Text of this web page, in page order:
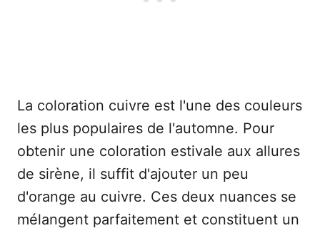
La coloration cuivre est l'une des couleurs
les plus populaires de l'automne. Pour
obtenir une coloration estivale aux allures
de sirène, il suffit d'ajouter un peu
d'orange au cuivre. Ces deux nuances se
mélangent parfaitement et constituent un